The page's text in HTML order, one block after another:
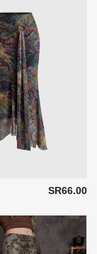
SR66.00